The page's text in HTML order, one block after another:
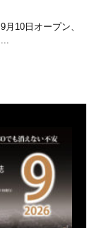
月10日オープン、